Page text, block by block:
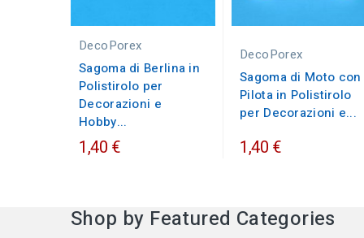
DecoPorex
Sagoma di Berlina in
Polistirolo per
Decorazioni e
Hobby...
1,40 €
DecoPorex
Sagoma di Moto con
Pilota in Polistirolo
per Decorazioni e...
1,40 €
Shop by Featured Categories